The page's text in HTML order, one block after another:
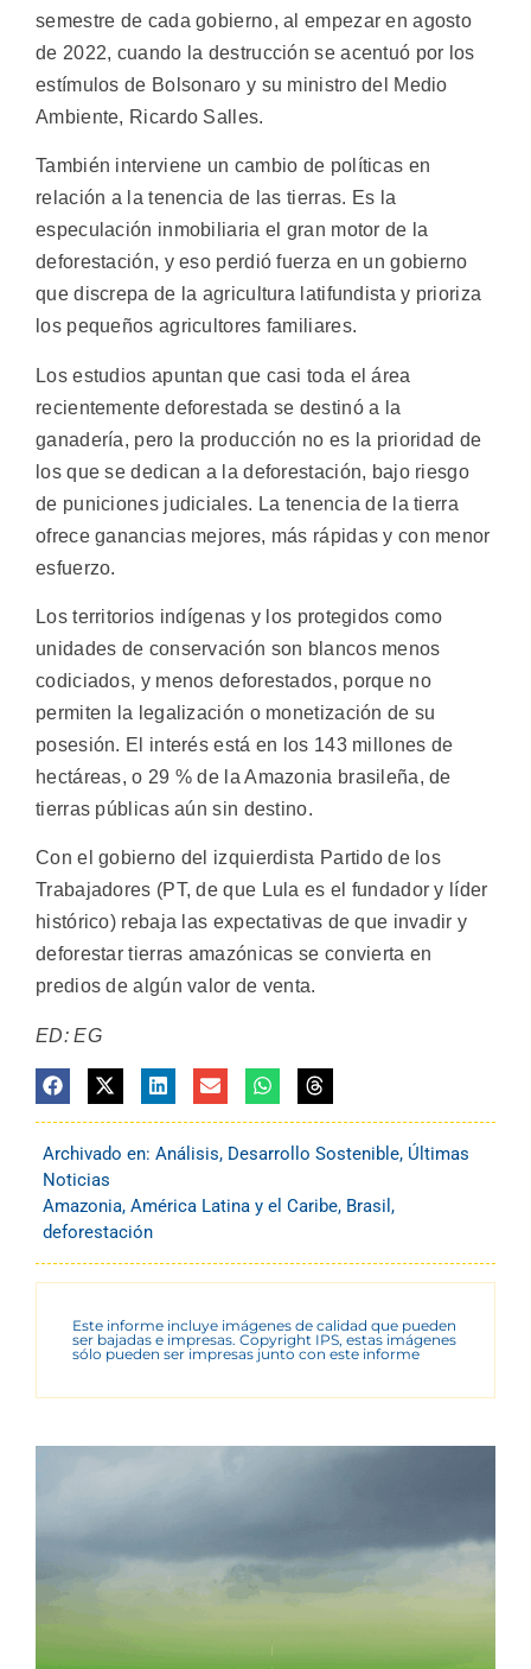
semestre de cada gobierno, al empezar en agosto
de 2022, cuando la destrucción se acentuó por los
estímulos de Bolsonaro y su ministro del Medio
Ambiente, Ricardo Salles.
También interviene un cambio de políticas en
relación a la tenencia de las tierras. Es la
especulación inmobiliaria el gran motor de la
deforestación, y eso perdió fuerza en un gobierno
que discrepa de la agricultura latifundista y prioriza
los pequeños agricultores familiares.
Los estudios apuntan que casi toda el área
recientemente deforestada se destinó a la
ganadería, pero la producción no es la prioridad de
los que se dedican a la deforestación, bajo riesgo
de puniciones judiciales. La tenencia de la tierra
ofrece ganancias mejores, más rápidas y con menor
esfuerzo.
Los territorios indígenas y los protegidos como
unidades de conservación son blancos menos
codiciados, y menos deforestados, porque no
permiten la legalización o monetización de su
posesión. El interés está en los 143 millones de
hectáreas, o 29 % de la Amazonia brasileña, de
tierras públicas aún sin destino.
Con el gobierno del izquierdista Partido de los
Trabajadores (PT, de que Lula es el fundador y líder
histórico) rebaja las expectativas de que invadir y
deforestar tierras amazónicas se convierta en
predios de algún valor de venta.
ED: EG
Archivado en: Análisis, Desarrollo Sostenible, Últimas
Noticias
Amazonia, América Latina y el Caribe, Brasil ,
deforestación
Este informe incluye imágenes de calidad que pueden
ser bajadas e impresas. Copyright IPS, estas imágenes
sólo pueden ser impresas junto con este informe